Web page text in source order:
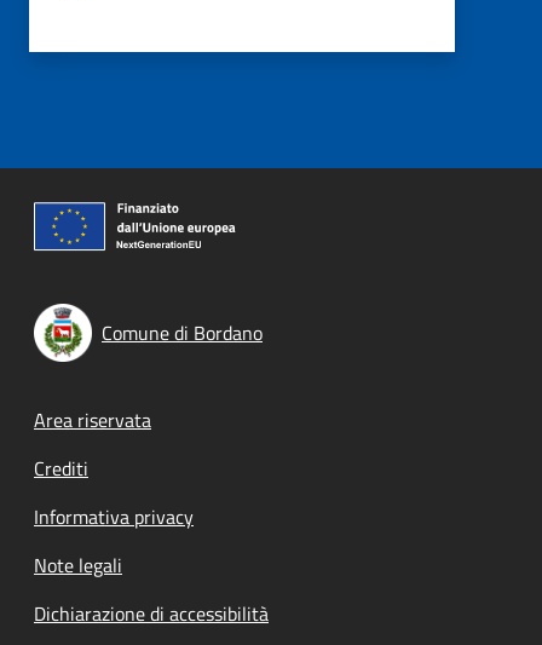
Comune di Bordano
Footer menu
Area riservata
Crediti
Informativa privacy
Note legali
Dichiarazione di accessibilità